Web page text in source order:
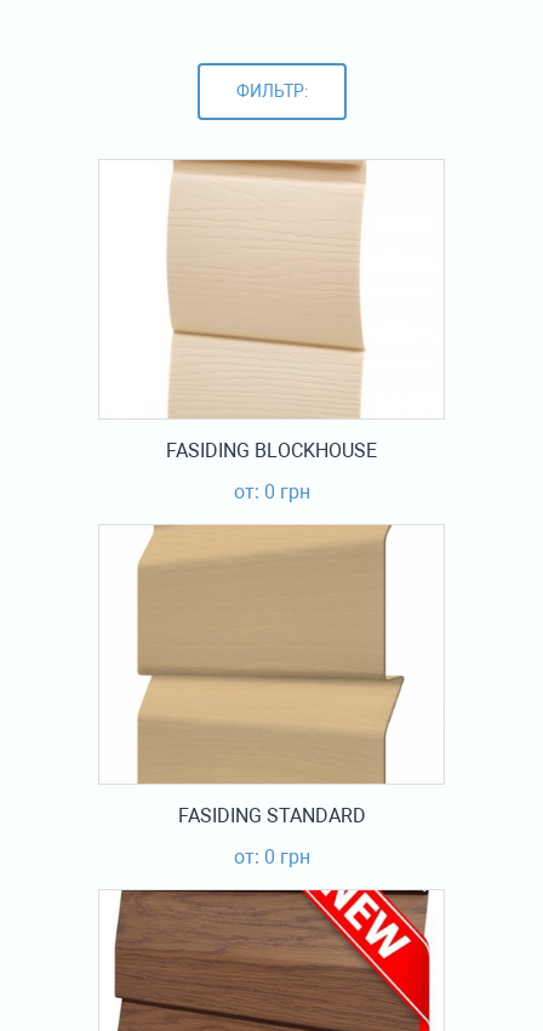
ФИЛЬТР:
FASIDING BLOCKHOUSE
от: 0 грн
FASIDING STANDARD
от: 0 грн